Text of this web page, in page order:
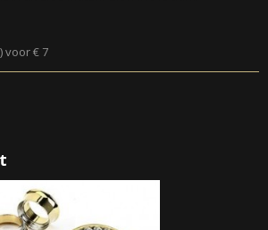
voor € 7